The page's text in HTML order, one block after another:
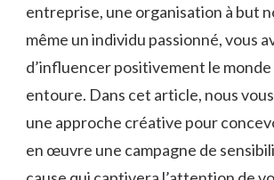
entreprise, une organisation à but​
même un individu​ passionné, vous
d’influencer positivement le monde
⁤entoure. Dans cet article, ⁣nous
une⁤ approche créative pour
en œuvre une campagne⁤ de